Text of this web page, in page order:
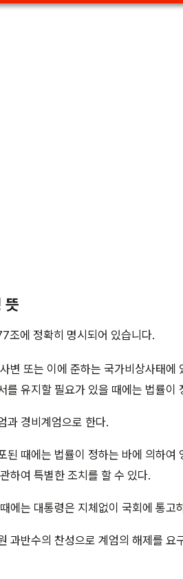
뜻
조에 정확히 명시되어 있습니다.
변 또는 이에 준하는 국가비상사태
를 유지할 필요가 있을 때에는 법률이
과 경비계엄으로 한다.
된 때에는 법률이 정하는 바에 의하여
하여 특별한 조치를 할 수 있다.
에는 대통령은 지체없이 국회에 통고
과반수의 찬성으로 계엄의 해제를 요